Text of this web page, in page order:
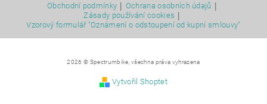
Obchodní podmínky | Ochrana osobních údajů |
Zásady používání cookies |
Vzorový formulář "Oznámení o odstoupení od kupní smlouvy"
2026 © Spectrumbike, všechna práva vyhrazena
Vytvořil Shoptet